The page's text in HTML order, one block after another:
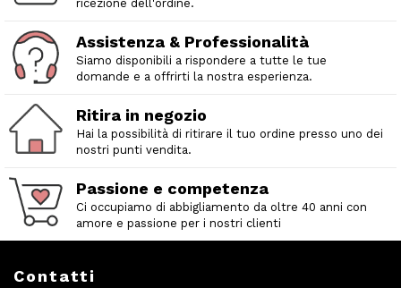
ricezione dell'ordine.
Assistenza & Professionalità
Siamo disponibili a rispondere a tutte le tue
domande e a offrirti la nostra esperienza.
Ritira in negozio
Hai la possibilità di ritirare il tuo ordine presso uno dei
nostri punti vendita.
Passione e competenza
Ci occupiamo di abbigliamento da oltre 40 anni con
amore e passione per i nostri clienti
Contatti